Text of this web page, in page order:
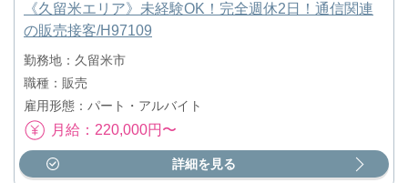
《久留米エリア》未経験OK！完全週休2日！通信関連
の販売接客/H97109
勤務地：久留米市
職種：販売
雇用形態：パート・アルバイト
月給：220,000円〜
詳細を見る